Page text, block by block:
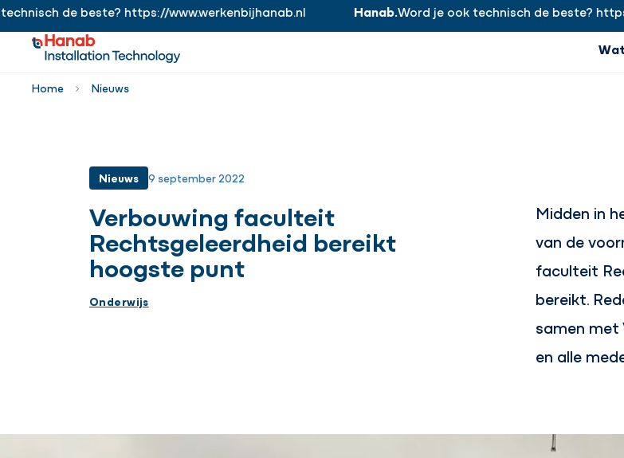
https://www.werkenbijhanab.nl
de beste? https://www.werkenbijhanab.nl Hanab.Word je ook technisch de beste? https://
Home Nieuws
Nieuws 9 september 2022
Verbouwing faculteit
Rechtsgeleerdheid bereikt
hoogste punt
Onderwijs
Midden in
van de
faculteit
bereikt.
samen met
en alle